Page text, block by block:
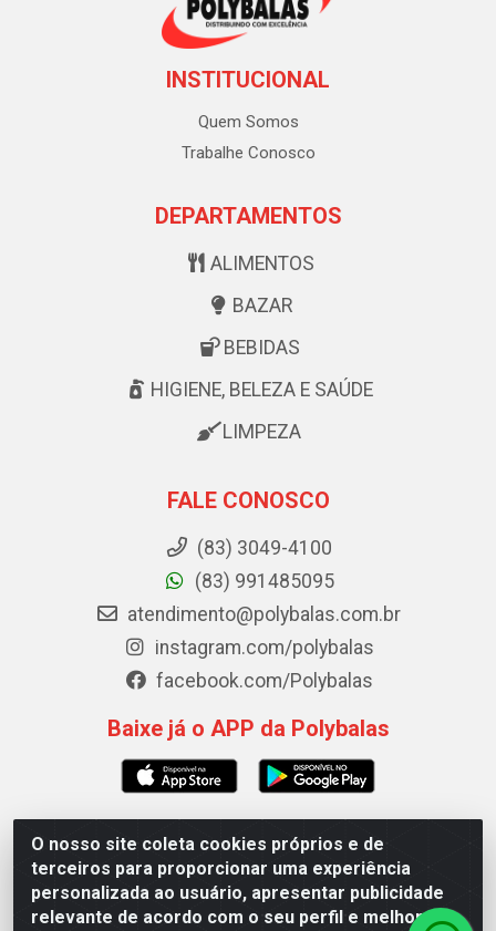
O nosso site coleta cookies próprios e de
terceiros para proporcionar uma experiência
personalizada ao usuário, apresentar publicidade
relevante de acordo com o seu perfil e melhorar a
INSTITUCIONAL
Quem Somos
Trabalhe Conosco
DEPARTAMENTOS
ALIMENTOS
BAZAR
BEBIDAS
HIGIENE, BELEZA E SAÚDE
LIMPEZA
FALE CONOSCO
(83) 3049-4100
(83) 991485095
atendimento@polybalas.com.br
instagram.com/polybalas
facebook.com/Polybalas
Baixe já o APP da Polybalas
Polybalas - Rua João Miguel de Souza, 173 Galpão B -
Ernesto Geisel, João Pessoa/PB - CEP 58.075-075 - CNPJ
00.909.327/0002-61